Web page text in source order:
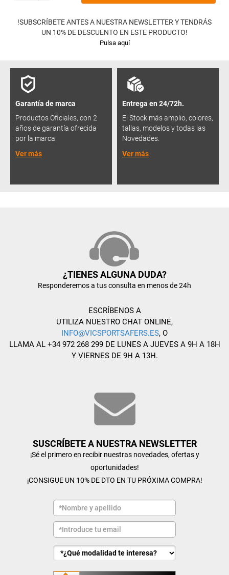
!SUBSCRÍBETE ANTES A NUESTRA NEWSLETTER Y TENDRÁS
UN 10% DE DESCUENTO EN ESTE PRODUCTO!
Pulsa aquí
Garantía de marca
Productos Oficiales, con 2
años de garantía ofrecida
por la marca.
Ver más
Entrega en 24/72h.
El Stock más amplio, colores,
tallas, modelos y todas las
Novedades.
Ver más
¿TIENES ALGUNA DUDA?
Responderemos a tus consulta en menos de 24h
ESCRÍBENOS A
UTILIZA NUESTRO CHAT ONLINE,
INFO@VICSPORTSAFERS.ES, O
LLAMA AL +34 972 268 299 DE LUNES A JUEVES A 9H A 18H
Y VIERNES DE 9H A 13H.
SUSCRÍBETE A NUESTRA NEWSLETTER
¡Sé el primero en recibir nuestras novedades, ofertas y
oportunidades!
¡CONSIGUE UN 10% DE DTO EN TU PRÓXIMA COMPRA!